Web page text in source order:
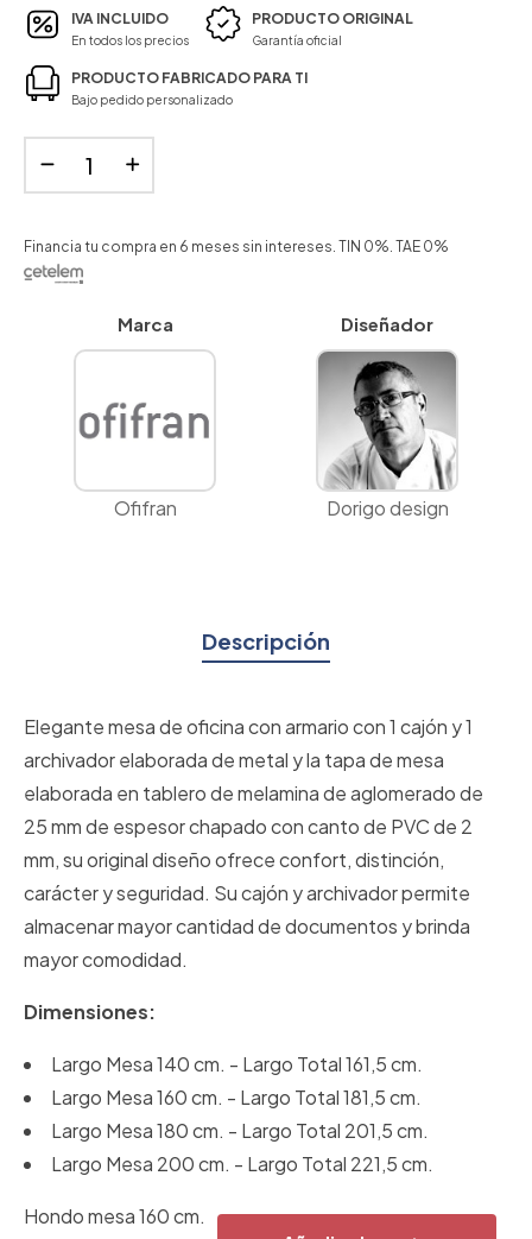
IVA INCLUIDO
En todos los precios
PRODUCTO ORIGINAL
Garantía oficial
PRODUCTO FABRICADO PARA TI
Bajo pedido personalizado
Financia tu compra en 6 meses sin intereses. TIN 0%. TAE 0%
Marca
Ofifran
Diseñador
Dorigo design
Descripción
Elegante mesa de oficina con armario con 1 cajón y 1
archivador elaborada de metal y la tapa de mesa
elaborada en tablero de melamina de aglomerado de
25 mm de espesor chapado con canto de PVC de 2
mm, su original diseño ofrece confort, distinción,
carácter y seguridad. Su cajón y archivador permite
almacenar mayor cantidad de documentos y brinda
mayor comodidad.
Dimensiones:
Largo Mesa 140 cm. - Largo Total 161,5 cm.
Largo Mesa 160 cm. - Largo Total 181,5 cm.
Largo Mesa 180 cm. - Largo Total 201,5 cm.
Largo Mesa 200 cm. - Largo Total 221,5 cm.
Hondo mesa 160 cm.